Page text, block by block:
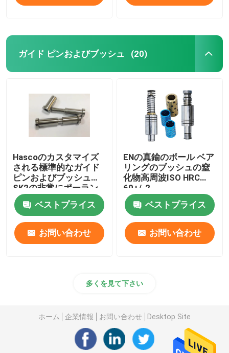
ガイド ピンおよびブッシュ (20)
Hascoのカスタマイズ
される標準的なガイド
ピンおよびブッシュ
SK2の非常にポーラン
ド語
ベストプライス
お問い合わせ
ENの真鍮のボール ベア
リングのブッシュの窒
化物高周波ISO HRC
60+/-2
ベストプライス
お問い合わせ
多くを見て下さい
ホーム 企業情報 お問い合わせ Desktop Site